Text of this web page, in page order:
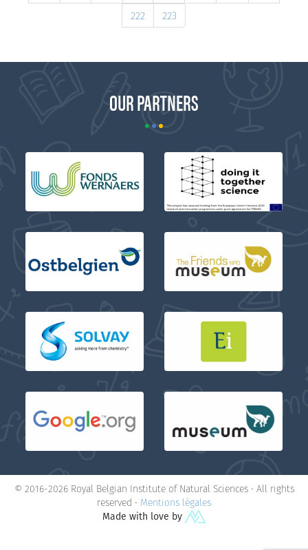
222
223
OUR PARTNERS
© 2016-2026 Royal Belgian Institute of Natural Sciences • All rights
reserved • Mentions légales
Made with love by